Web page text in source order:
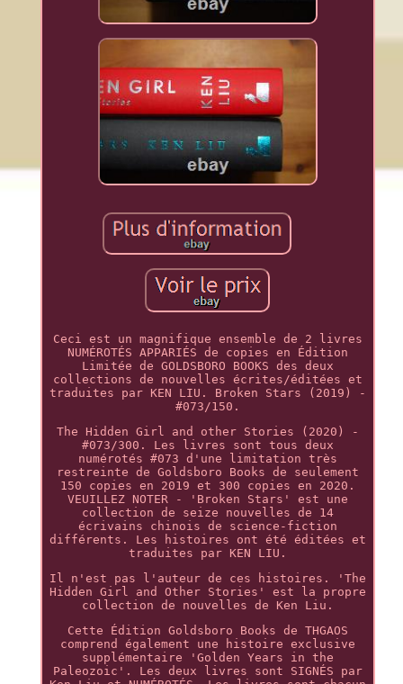
Ceci est un magnifique ensemble de 2 livres
NUMÉROTÉS APPARIÉS de copies en Édition
Limitée de GOLDSBORO BOOKS des deux
collections de nouvelles écrites/éditées et
traduites par KEN LIU. Broken Stars (2019) -
#073/150.
The Hidden Girl and other Stories (2020) -
#073/300. Les livres sont tous deux
numérotés #073 d'une limitation très
restreinte de Goldsboro Books de seulement
150 copies en 2019 et 300 copies en 2020.
VEUILLEZ NOTER - 'Broken Stars' est une
collection de seize nouvelles de 14
écrivains chinois de science-fiction
différents. Les histoires ont été éditées et
traduites par KEN LIU.
Il n'est pas l'auteur de ces histoires. 'The
Hidden Girl and Other Stories' est la propre
collection de nouvelles de Ken Liu.
Cette Édition Goldsboro Books de THGAOS
comprend également une histoire exclusive
supplémentaire 'Golden Years in the
Paleozoic'. Les deux livres sont SIGNÉS par